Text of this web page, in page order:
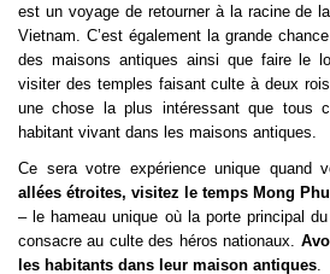
est un voyage de retourner à la racine de
Vietnam. C’est également la grande
des maisons antiques ainsi que faire le
visiter des temples faisant culte à deux
une chose la plus intéressant que tous
habitant vivant dans les maisons antiques.
Ce sera votre expérience unique quand
allées étroites, visitez le temps Mong Phu
– le hameau unique où la porte principal
consacre au culte des héros nationaux.
les habitants dans leur maison antiques